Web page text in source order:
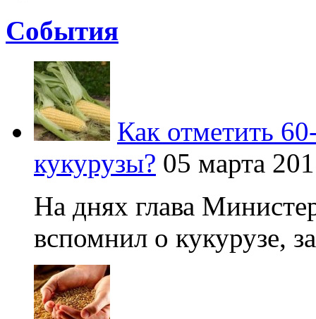
Cобытия
Как отметить
кукурузы? 05 марта
На днях глава
вспомнил о кукурузе,